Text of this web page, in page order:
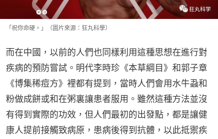
「祝你命硬。」（圖片來源：狂丸科學）
而在中國，以前的人們也同樣利用這種思想在進行對
疾病的預防嘗試。明代李時珍《本草綱目》和郭子章
《博集稀痘方》裡都有提到，當時人們會用水牛蝨和
粉做成餅或和在粥裏讓患者服用。雖然這種方法並沒
有得到實際的功效，但人們最初的出發點，都是讓健
康人提前接觸致病原，患病後得到抗體，以此抵禦疾